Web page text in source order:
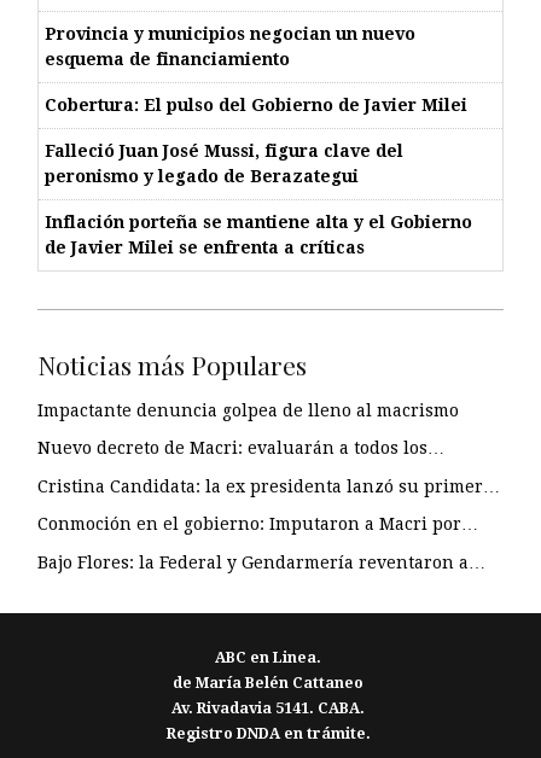
Provincia y municipios negocian un nuevo
esquema de financiamiento
Cobertura: El pulso del Gobierno de Javier Milei
Falleció Juan José Mussi, figura clave del
peronismo y legado de Berazategui
Inflación porteña se mantiene alta y el Gobierno
de Javier Milei se enfrenta a críticas
Noticias más Populares
Impactante denuncia golpea de lleno al macrismo
Nuevo decreto de Macri: evaluarán a todos los…
Cristina Candidata: la ex presidenta lanzó su primer…
Conmoción en el gobierno: Imputaron a Macri por…
Bajo Flores: la Federal y Gendarmería reventaron a…
ABC en Linea.
de María Belén Cattaneo
Av. Rivadavia 5141. CABA.
Registro DNDA en trámite.